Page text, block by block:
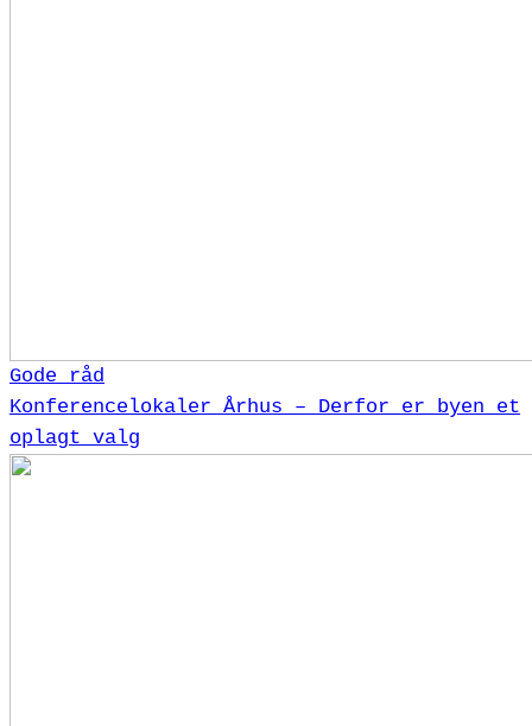
Gode råd
Konferencelokaler Århus – Derfor er byen et
oplagt valg